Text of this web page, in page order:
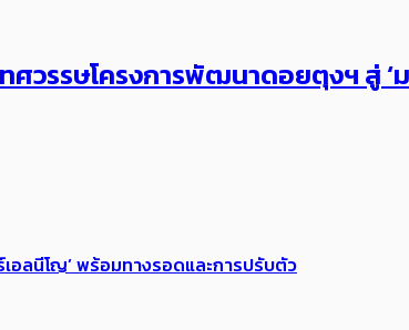
วรรษโครงการพัฒนาดอยตุงฯ สู่
เอลนีโญ’ พร้อมทางรอดและการปรับตัว